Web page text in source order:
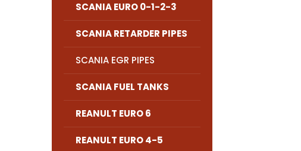
SCANIA EURO 0-1-2-3
SCANIA RETARDER PIPES
SCANIA EGR PIPES
SCANIA FUEL TANKS
REANULT EURO 6
REANULT EURO 4-5